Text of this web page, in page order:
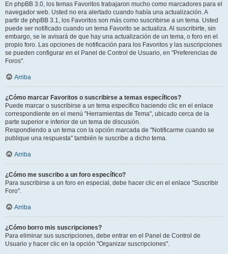
En phpBB 3.0, los temas Favoritos trabajaron mucho como marcadores para el
navegador web. Usted no era alertado cuando había una actualización. A
partir de phpBB 3.1, los Favoritos son más como suscribirse a un tema. Usted
puede ser notificado cuando un tema Favorito se actualiza. Al suscribirte, sin
embargo, se le avisará de que hay una actualización de un tema, o foro en el
propio foro. Las opciones de notificación para los Favoritos y las suscripciones
se pueden configurar en el Panel de Control de Usuario, en "Preferencias de
Foros".
Arriba
¿Cómo marcar Favoritos o suscribirse a temas específicos?
Puede marcar o suscribirse a un tema específico haciendo clic en el enlace
correspondiente en el menú "Herramientas de Tema", ubicado cerca de la
parte superior e inferior de un tema de discusión.
Respondiendo a un tema con la opción marcada de "Notificarme cuando se
publique una respuesta" también le suscribe a dicho tema.
Arriba
¿Cómo me suscribo a un foro específico?
Para suscribirse a un foro en especial, debe hacer clic en el enlace "Suscribir
Foro".
Arriba
¿Cómo borro mis suscripciones?
Para eliminar sus suscripciones, debe entrar en el Panel de Control de
Usuario y hacer clic en la opción "Organizar suscripciones".